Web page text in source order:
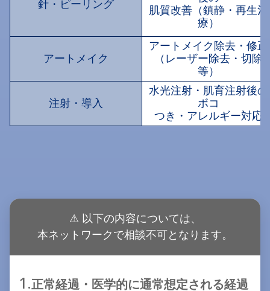
針・ピーリング
肌質改善（鎮静・再生治
療）
アートメイク
アートメイク除去・修正
（レーザー除去・切除
等）
注射・導入
水光注射・肌育注射後の
ボコ
つき・アレルギー対応
⚠ 以下の内容については、
本ネットワークで相談不可となります。
1.正常経過・医学的に通常想定される経過